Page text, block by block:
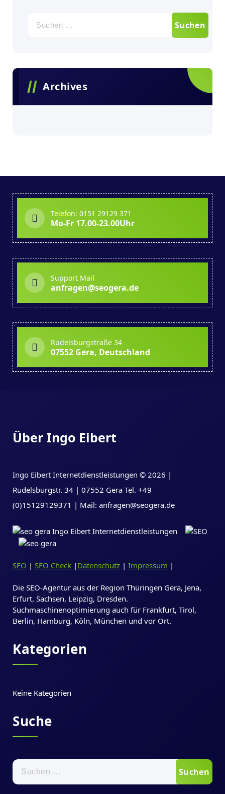
Archives
Telefon: 0151 29129 371
Mo-Fr 17.00-23.00Uhr
Support Mail
anfragen@seogera.de
Rudelsburgstraße 34
07552 Gera, Deutschland
Über Ingo Eibert
Ingo Eibert Internetdienstleistungen © 2026 |
Rudelsburgstr. 34 | 07552 Gera Tel. +49
(0)15129129371 | Mail: anfragen@seogera.de
SEO | SEO Check | Datenschutz | Impressum |
Die SEO-Agentur aus der Region Thüringen Gera, Jena,
Erfurt, Sachsen, Leipzig, Dresden.
Suchmaschinenoptimierung auch für Frankfurt, Tirol,
Berlin, Hamburg, Köln, München und vor Ort.
Kategorien
Keine Kategorien
Suche